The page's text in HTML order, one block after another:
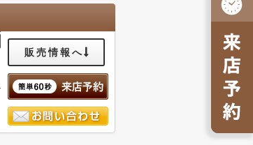
販売情報へ